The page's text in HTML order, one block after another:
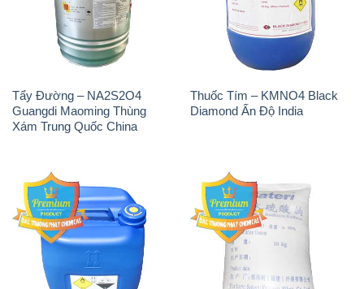
Tẩy Đường – NA2S2O4
Guangdi Maoming Thùng
Xám Trung Quốc China
Thuốc Tím – KMNO4 Black
Diamond Ấn Độ India